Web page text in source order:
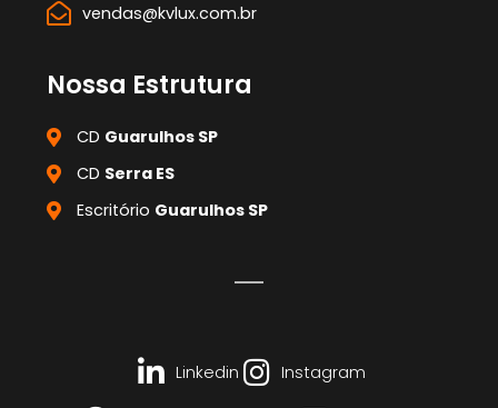
vendas@kvlux.com.br
Nossa Estrutura
CD Guarulhos SP
CD Serra ES
Escritório Guarulhos SP
Linkedin Instagram